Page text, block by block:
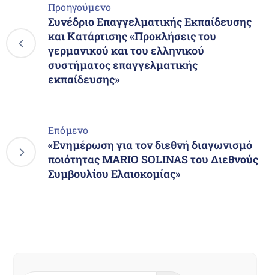
Προηγούμενο
Συνέδριο Επαγγελματικής Εκπαίδευσης
και Κατάρτισης «Προκλήσεις του
γερμανικού και του ελληνικού
συστήματος επαγγελματικής
εκπαίδευσης»
Επόμενο
«Ενημέρωση για τον διεθνή διαγωνισμό
ποιότητας MARIO SOLINAS του Διεθνούς
Συμβουλίου Ελαιοκομίας»